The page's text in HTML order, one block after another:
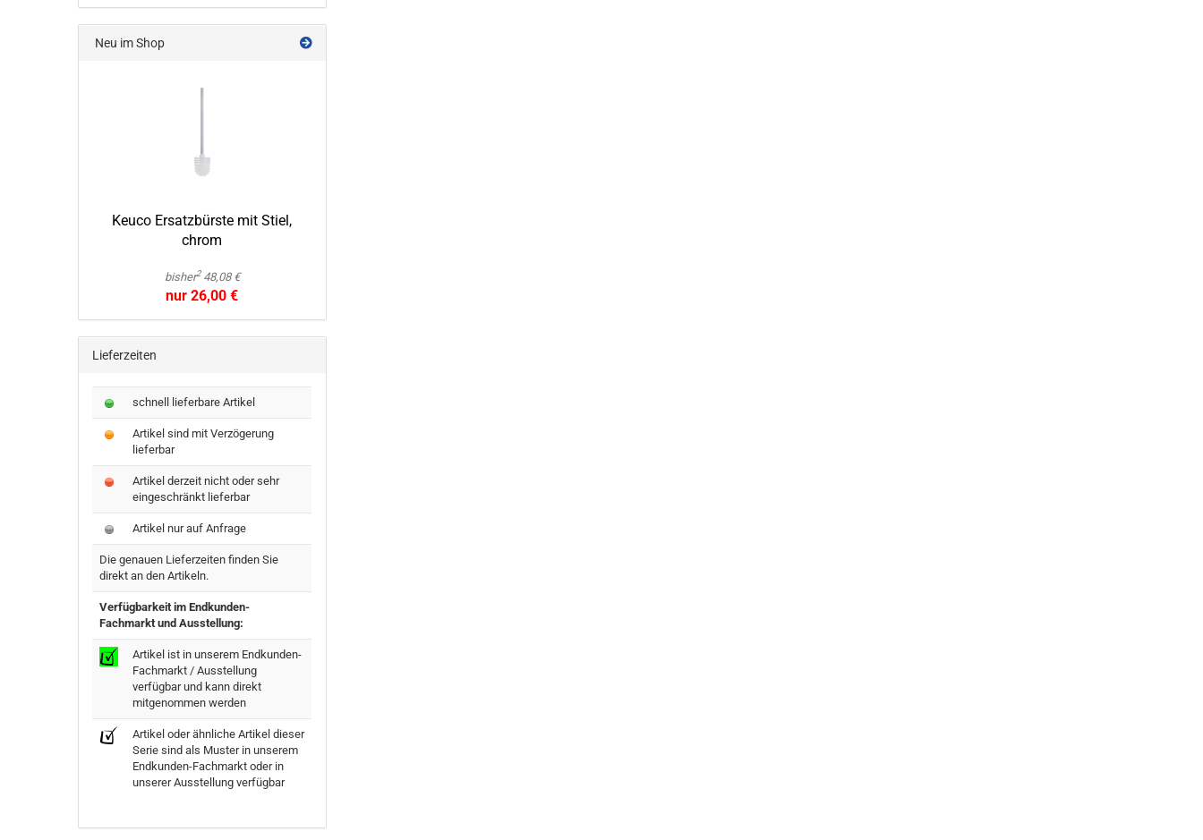
Neu im Shop
Keuco Er­satz­bürs­te mit Stiel,
chrom
bisher248,08 €
nur 26,00 €
Lieferzeiten
schnell lieferbare Artikel
Artikel sind mit Verzögerung
lieferbar
Artikel derzeit nicht oder sehr
eingeschränkt lieferbar
Artikel nur auf Anfrage
Die genauen Lieferzeiten finden Sie
direkt an den Artikeln.
Verfügbarkeit im Endkunden-
Fachmarkt und Ausstellung:
Artikel ist in unserem Endkunden-
Fachmarkt / Ausstellung
verfügbar und kann direkt
mitgenommen werden
Artikel oder ähnliche Artikel dieser
Serie sind als Muster in unserem
Endkunden-Fachmarkt oder in
unserer Ausstellung verfügbar